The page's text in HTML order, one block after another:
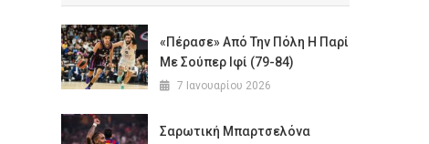
«Πέρασε» Από Την Πόλη Η Παρί
Με Σούπερ Ιφί (79-84)
7 Ιανουαρίου 2026
Σαρωτική Μπαρτσελόνα